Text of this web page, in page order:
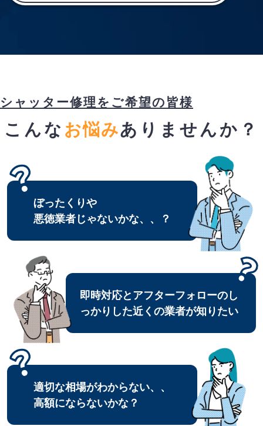
シャッター修理をご希望の皆様
こんな お悩みありませんか？
ぼったくりや
悪徳業者じゃないかな、、？
即時対応とアフターフォローのし
っかりした近くの業者が知りたい
適切な相場がわからない、、
高額にならないかな？